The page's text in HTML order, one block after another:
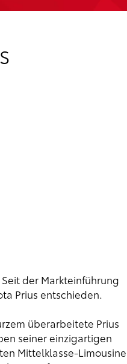
der Markteinführung
Prius entschieden.
überarbeitete Prius
seiner einzigartigen
Mittelklasse-Limousine